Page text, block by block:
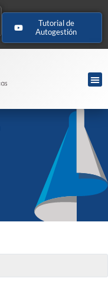
Tutorial de
Autogestión